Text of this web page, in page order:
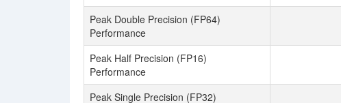
Peak Double Precision (FP64)
Performance
Peak Half Precision (FP16)
Performance
Peak Single Precision (FP32)